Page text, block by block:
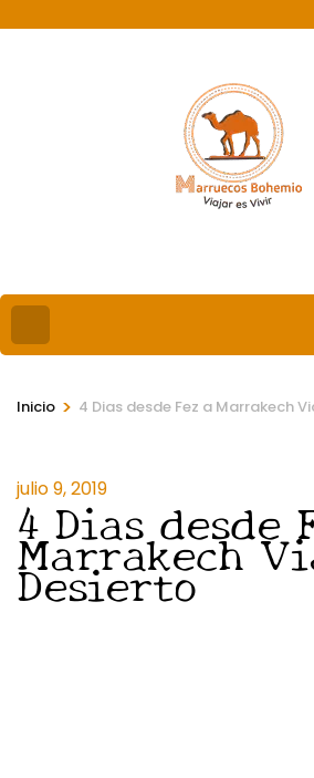
Inicio > 4 Dias desde Fez a Marrakech
julio 9, 2019
4 Dias desde
Marrakech
Desierto